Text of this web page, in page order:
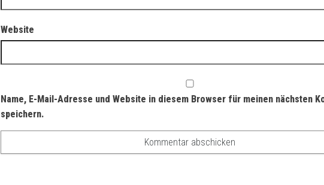
Website
Name, E-Mail-Adresse und Website in diesem Browser für meinen nächsten
speichern.